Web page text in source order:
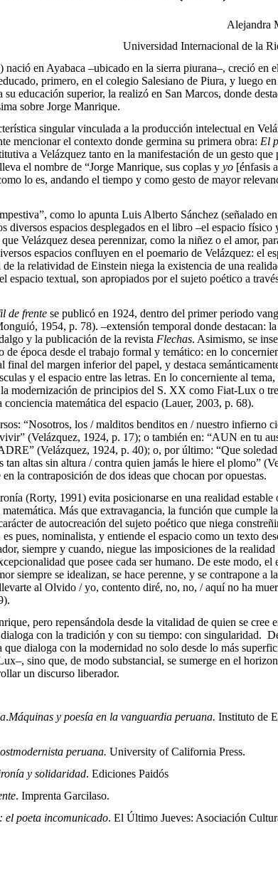
Alejandra
Universidad Internacional de la
en Ayabaca –ubicado en la sierra piurana–, creció en
primero, en el colegio Salesiano de Piura, y luego
educación superior, la realizó en San Marcos, donde
sobre Jorge Manrique.
singular vinculada a la producción intelectual en
mencionar el contexto donde germina su primera obra: El
a Velázquez tanto en la manifestación de un gesto que
el nombre de “Jorge Manrique, sus coplas y yo [énfasis
lo es, andando el tiempo y como gesto de mayor
como lo apunta Luis Alberto Sánchez (señalado
diversos espacios desplegados en el libro –el espacio físico
Velázquez desea perennizar, como la niñez o el amor,
espacios confluyen en el poemario de Velázquez: el
la relatividad de Einstein niega la existencia de una
espacio textual, son apropiados por el sujeto poético a
de frente se publicó en 1924, dentro del primer periodo
1954, p. 78). –extensión temporal donde destacan:
y la publicación de la revista Flechas. Asimismo, se
época desde el trabajo formal y temático: en lo
final del margen inferior del papel, y destaca
y el espacio entre las letras. En lo concerniente al tema,
la modernización de principios del S. XX como Fiat-Lux o
conciencia matemática del espacio (Lauer, 2003, p. 68).
“Nosotros, los / malditos benditos en / nuestro infierno
(Velázquez, 1924, p. 17); o también en: “AUN en tu
(Velázquez, 1924, p. 40); o, por último: “Que
tan altas sin altura / contra quien jamás le hiere el plomo”
la contraposición de dos ideas que chocan por opuestas.
(Rorty, 1991) evita posicionarse en una realidad estable
Más que extravagancia, la función que cumple
de autocreación del sujeto poético que niega
pues, nominalista, y entiende el espacio como un texto
siempre y cuando, niegue las imposiciones de la
que posee cada ser humano. De este modo, el
siempre se idealizan, se hace perenne, y se contrapone a
al Olvido / yo, contento diré, no, no, / aquí no ha
pero repensándola desde la vitalidad de quien se cree
con la tradición y con su tiempo: con singularidad.
que dialoga con la modernidad no solo desde lo más
sino que, de modo substancial, se sumerge en el
un discurso liberador.
.Máquinas y poesía en la vanguardia peruana. Instituto de
peruana. University of California Press.
y solidaridad. Ediciones Paidós
. Imprenta Garcilaso.
el poeta incomunicado. El Último Jueves: Asociación